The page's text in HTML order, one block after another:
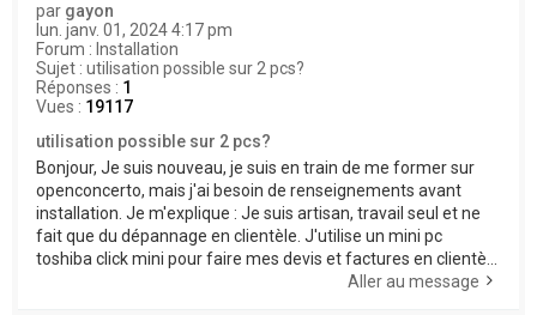
par gayon
lun. janv. 01, 2024 4:17 pm
Forum : Installation
Sujet : utilisation possible sur 2 pcs?
Réponses : 1
Vues : 19117
utilisation possible sur 2 pcs?
Bonjour, Je suis nouveau, je suis en train de me former sur
openconcerto, mais j'ai besoin de renseignements avant
installation. Je m'explique : Je suis artisan, travail seul et ne
fait que du dépannage en clientèle. J'utilise un mini pc
toshiba click mini pour faire mes devis et factures en clientè...
Aller au message